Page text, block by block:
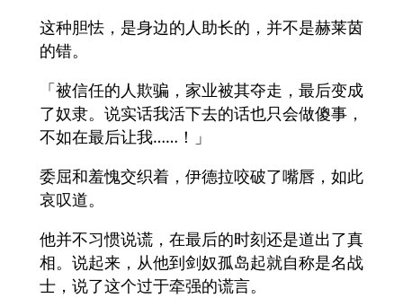
这种胆怯，是身边的人助长的，并不是赫莱茵
的错。
「被信任的人欺骗，家业被其夺走，最后变成
了奴隶。说实话我活下去的话也只会做傻事，
不如在最后让我……！」
委屈和羞愧交织着，伊德拉咬破了嘴唇，如此
哀叹道。
他并不习惯说谎，在最后的时刻还是道出了真
相。说起来，从他到剑奴孤岛起就自称是名战
士，说了这个过于牵强的谎言。